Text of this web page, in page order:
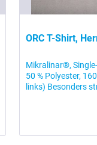
ORC T-Shirt,
Mikralinar®,
50 % Polyester,
links) Besonders